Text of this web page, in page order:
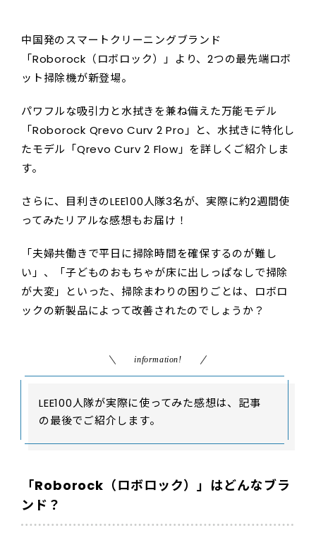
中国発のスマートクリーニングブランド
「Roborock（ロボロック）」より、2つの最先端ロボ
ット掃除機が新登場。
パワフルな吸引力と水拭きを兼ね備えた万能モデル
「Roborock Qrevo Curv 2 Pro」と、水拭きに特化し
たモデル「Qrevo Curv 2 Flow」を詳しくご紹介しま
す。
さらに、目利きのLEE100人隊3名が、実際に約2週間使
ってみたリアルな感想もお届け！
「夫婦共働きで平日に掃除時間を確保するのが難し
い」、「子どものおもちゃが床に出しっぱなしで掃除
が大変」といった、掃除まわりの困りごとは、ロボロ
ックの新製品によって改善されたのでしょうか？
information!
LEE100人隊が実際に使ってみた感想は、記事
の最後でご紹介します。
「Roborock（ロボロック）」はどんなブラ
ンド？